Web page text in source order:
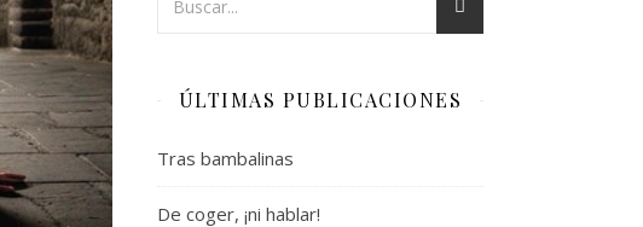
ÚLTIMAS PUBLICACIONES
Tras bambalinas
De coger, ¡ni hablar!